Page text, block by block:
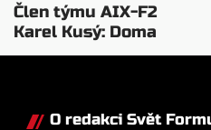
Člen týmu AIX-F2
Karel Kusý: Doma
nejsem celé měsíce…
O redakci Svět